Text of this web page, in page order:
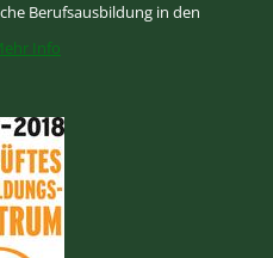
Berufsausbildung in den
Info